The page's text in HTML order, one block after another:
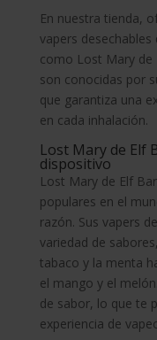
En nuestra tienda,
vapers
como Lost Mary de
son conocidas por
que garantiza una
en cada inhalación.
Lost Mary de Elf
dispositivo
Lost Mary de Elf
populares en el
razón. Sus vapers
variedad de
tabaco y la menta
el mango y el
de sabor, lo que te
experiencia de